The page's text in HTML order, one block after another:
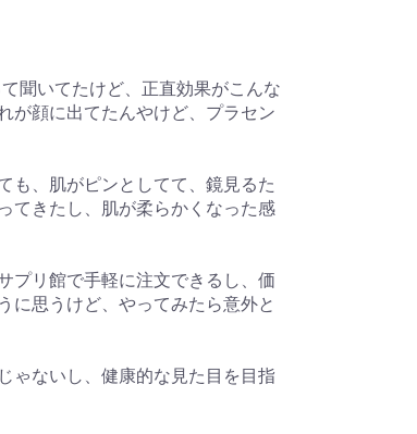
聞いてたけど、正直効果がこんな
が顔に出てたんやけど、プラセン
も、肌がピンとしてて、鏡見るた
てきたし、肌が柔らかくなった感
プリ館で手軽に注文できるし、価
に思うけど、やってみたら意外と
ゃないし、健康的な見た目を目指